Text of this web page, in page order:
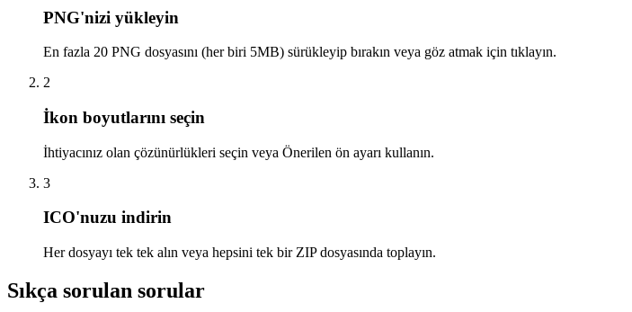
PNG'nizi yükleyin
En fazla 20 PNG dosyasını (her biri 5MB) sürükleyip bırakın veya göz atmak için tıklayın.
2
İkon boyutlarını seçin
İhtiyacınız olan çözünürlükleri seçin veya Önerilen ön ayarı kullanın.
3
ICO'nuzu indirin
Her dosyayı tek tek alın veya hepsini tek bir ZIP dosyasında toplayın.
Sıkça sorulan sorular